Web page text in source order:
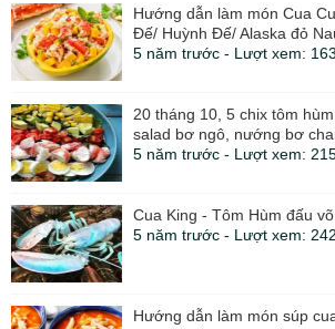
Hướng dẫn làm món Cua
Đế/ Huỳnh Đế/ Alaska đỏ
5 năm trước - Lượt xem:
20 tháng 10, 5 chix tôm
salad bơ ngô, nướng bơ
5 năm trước - Lượt xem:
Cua King - Tôm Hùm đấu
5 năm trước - Lượt xem:
Hướng dẫn làm món súp